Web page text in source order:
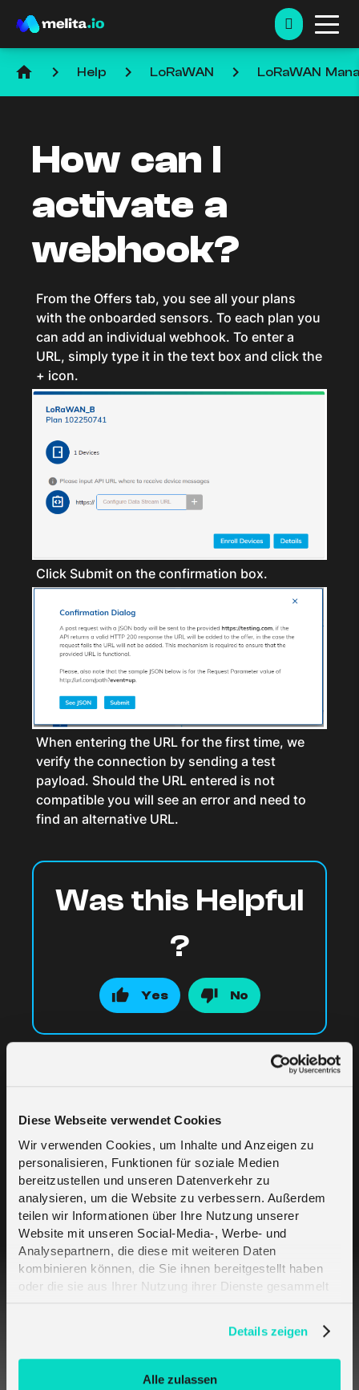
Diese Webseite verwendet Cookies
Wir verwenden Cookies, um Inhalte und Anzeigen zu
personalisieren, Funktionen für soziale Medien
bereitzustellen und unseren Datenverkehr zu
analysieren, um die Website zu verbessern. Außerdem
teilen wir Informationen über Ihre Nutzung unserer
Website mit unseren Social-Media-, Werbe- und
Analysepartnern, die diese mit weiteren Daten
kombinieren können, die Sie ihnen bereitgestellt haben
oder die sie aus Ihrer Nutzung ihrer Dienste gesammelt
Details zeigen
Alle zulassen
home keyboard_arrow_right Help keyboard_arrow_right LoRaWAN keyboard_arrow_right LoRaWAN
How can I
activate a
webhook?
From the Offers tab, you see all your plans
with the onboarded sensors. To each plan you
can add an individual webhook. To enter a
URL, simply type it in the text box and click the
+ icon.
Click Submit on the confirmation box.
When entering the URL for the first time, we
verify the connection by sending a test
payload. Should the URL entered is not
compatible you will see an error and need to
find an alternative URL.
Was this Helpful
?
Yes No
Related Articles
Sign in to the melita.io LoRaWAN® portal
LoRaWAN® Inventory
How do I order a new offer?